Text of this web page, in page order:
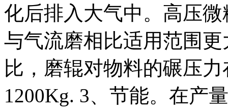
化后排入大气中。高压
与气流磨相比适用范围
比，磨辊对物料的碾压
1200Kg. 3、节能。在产